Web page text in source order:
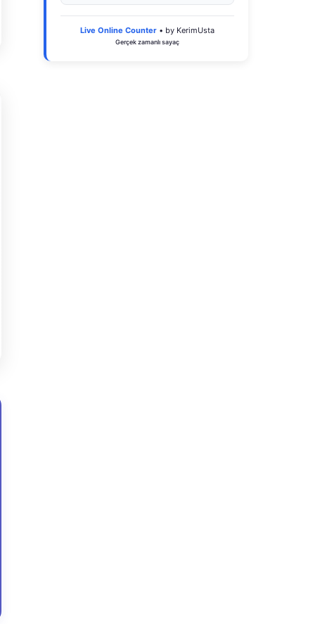
Live Online Counter • by KerimUsta
Gerçek zamanlı sayaç